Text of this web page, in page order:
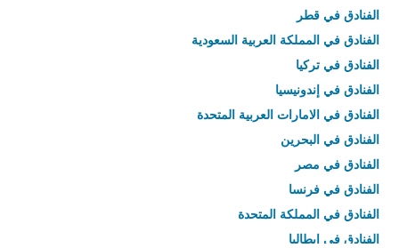
الفنادق في قطر
الفنادق في المملكة العربية السعودية
الفنادق في تركيا
الفنادق في إندونيسيا
الفنادق في الامارات العربية المتحدة
الفنادق في البحرين
الفنادق في مصر
الفنادق في فرنسا
الفنادق في المملكة المتحدة
الفنادق في إيطاليا